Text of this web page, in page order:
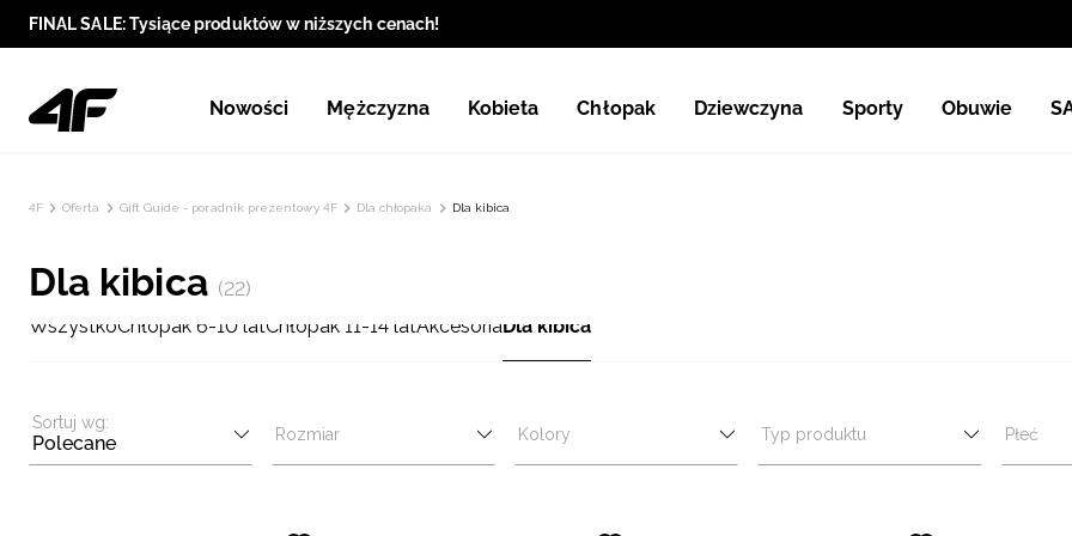
FINAL SALE: Tysiące produktów w niższych cenach!
Nowości Mężczyzna Kobieta Chłopak Dziewczyna Sporty Obuwie
4F Oferta Gift Guide - poradnik prezentowy 4F Dla chłopaka Dla kibica
Dla kibica (22)
WszystkoChłopak 6-10 latChłopak 11-14 latAkcesoriaDla kibica
Sortuj wg:
Polecane Rozmiar Kolory Typ produktu Płeć